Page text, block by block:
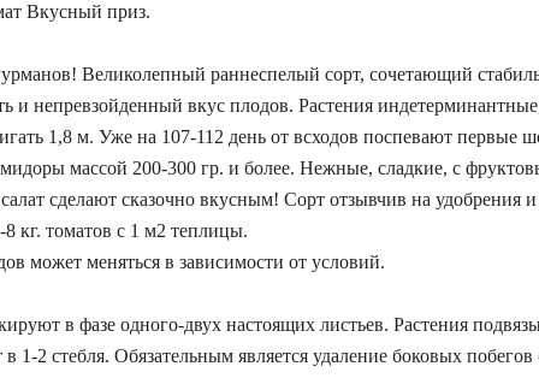
Вкусный приз.
Великолепный раннеспелый сорт, сочетающий
и непревзойденный вкус плодов. Растения
1,8 м. Уже на 107-112 день от всходов поспевают первые
массой 200-300 гр. и более. Нежные, сладкие, с
сделают сказочно вкусным! Сорт отзывчив на удобрения и
8 кг. томатов с 1 м2 теплицы.
может меняться в зависимости от условий.
в фазе одного-двух настоящих листьев. Растения
1-2 стебля. Обязательным является удаление боковых